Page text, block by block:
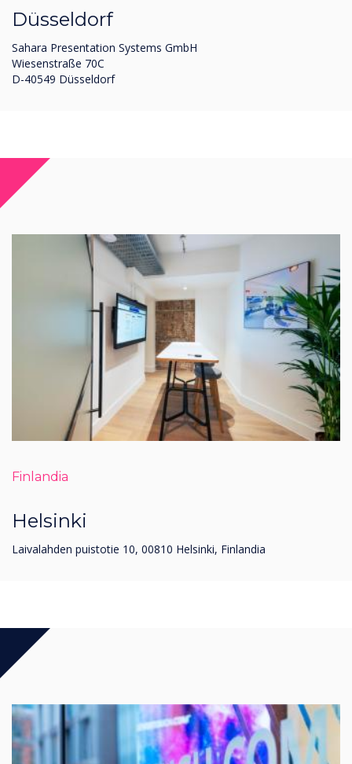
Düsseldorf
Sahara Presentation Systems GmbH
Wiesenstraße 70C
D-40549 Düsseldorf
Finlandia
Helsinki
Laivalahden puistotie 10, 00810 Helsinki, Finlandia